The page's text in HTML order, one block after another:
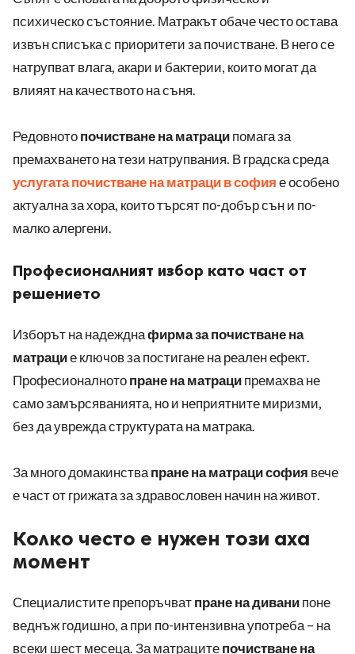
психическо състояние. Матракът обаче често остава
извън списъка с приоритети за почистване. В него се
натрупват влага, акари и бактерии, които могат да
влияят на качеството на съня.
Редовнотопочистване на матраципомага за
премахването на тези натрупвания. В градска среда
услугата почистване на матраци в софияе особено
актуална за хора, които търсят по-добър сън и по-
малко алергени.
Професионалният избор като част от
решението
Изборът на надежднафирма за почистване на
матрацие ключов за постигане на реален ефект.
Професионалнотопране на матраципремахва не
само замърсяванията, но и неприятните миризми,
без да уврежда структурата на матрака.
За много домакинствапране на матраци софия вече
е част от грижата за здравословен начин на живот.
Колко често е нужен този аха
момент
Специалистите препоръчватпране на диванипоне
веднъж годишно, а при по-интензивна употреба – на
всеки шест месеца. За матрацитепочистване на